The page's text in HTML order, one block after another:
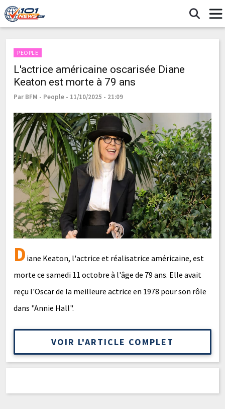
PEOPLE
L'actrice américaine oscarisée Diane
Keaton est morte à 79 ans
Par BFM - People - 11/10/2025 - 21:09
Diane Keaton, l'actrice et réalisatrice américaine, est
morte ce samedi 11 octobre à l'âge de 79 ans. Elle avait
reçu l'Oscar de la meilleure actrice en 1978 pour son rôle
dans "Annie Hall".
VOIR L'ARTICLE COMPLET